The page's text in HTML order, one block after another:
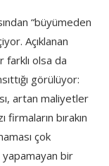
“büyümeden
Açıklanan
olsa da
görülüyor:
artan maliyetler
bırakın
çok
yapamayan bir